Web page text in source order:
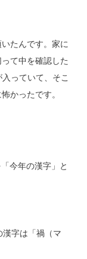
たんです。家に
て中を確認した
っていて、そこ
かったです。
今年の漢字」と
漢字は「禍（マ